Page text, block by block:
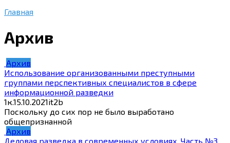
Главная
Архив
Архив
Использование организованными преступными
группами перспективных специалистов в сфере
информационной разведки
1к.15.10.2021it2b
Поскольку до сих пор не было выработано
общепризнанной
Архив
Деловая разведка в современных условиях. Часть №3